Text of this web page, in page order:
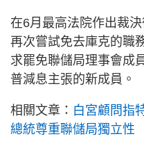
在6月最高法院作出裁
再次嘗試免去庫克的職
求罷免聯儲局理事會成
普減息主張的新成員。
相關文章： 白宮顧問指
總統尊重聯儲局獨立性